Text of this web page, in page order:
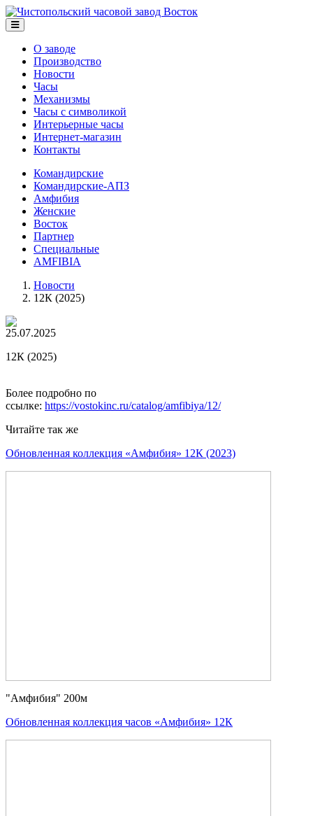
О заводе
Производство
Новости
Часы
Механизмы
Часы с символикой
Интерьерные часы
Интернет-магазин
Контакты
Командирские
Командирские-АПЗ
Амфибия
Женские
Восток
Партнер
Специальные
AMFIBIA
Новости
12К (2025)
25.07.2025
12К (2025)
Более подробно по
ссылке: https://vostokinc.ru/catalog/amfibiya/12/
Читайте так же
Обновленная коллекция «Амфибия» 12К (2023)
"Амфибия" 200м
Обновленная коллекция часов «Амфибия» 12К